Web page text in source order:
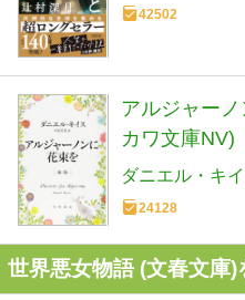
42502
アルジャー
カワ文庫NV)
ダニエル・キ
24128
世界悪女物語 (文春文庫)